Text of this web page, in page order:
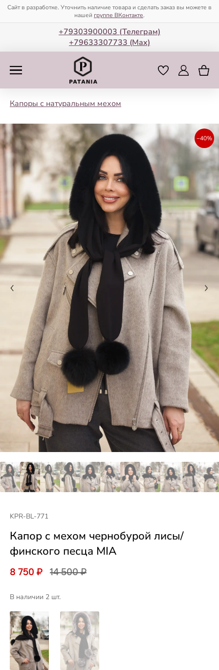
Сайт в разработке. Уточнить наличие товара и сделать заказ вы можете в
нашей группе ВКонтакте.
+79303900003 (Телеграм)
+79633307733 (Мax)
Капоры с натуральным мехом
−40%
KPR-BL-771
Капор с мехом чернобурой лисы/
финского песца MIA
8 750 ₽ 14 500 ₽
В наличии 2 шт.